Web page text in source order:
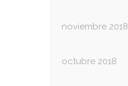
noviembre 2018
octubre 2018